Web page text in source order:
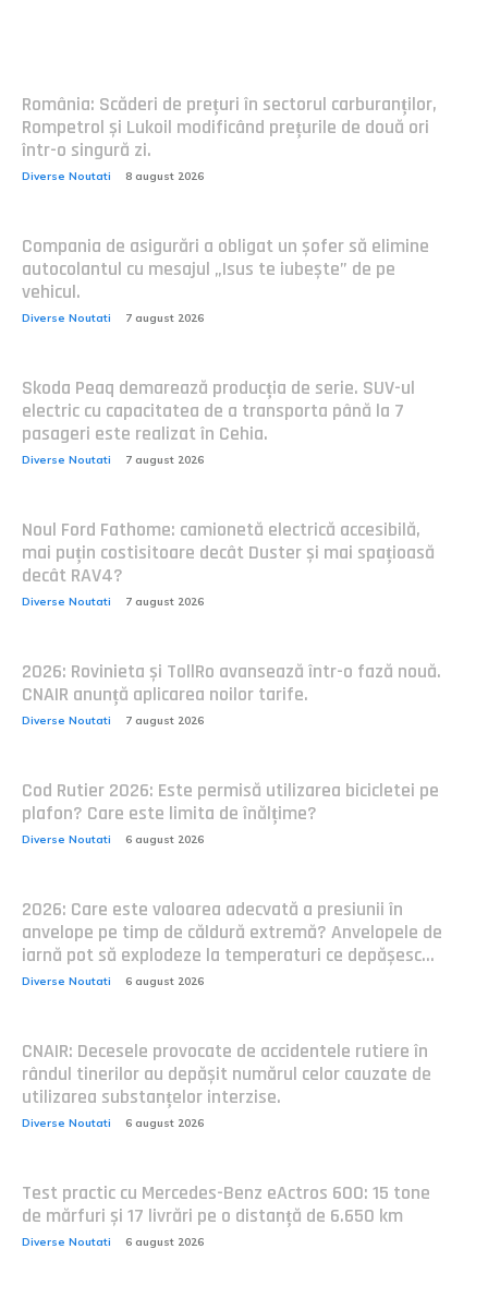
România: Scăderi de prețuri în sectorul carburanților,
Rompetrol și Lukoil modificând prețurile de două ori
într-o singură zi.
Diverse Noutati 8 august 2026
Compania de asigurări a obligat un șofer să elimine
autocolantul cu mesajul „Isus te iubește” de pe
vehicul.
Diverse Noutati 7 august 2026
Skoda Peaq demarează producția de serie. SUV-ul
electric cu capacitatea de a transporta până la 7
pasageri este realizat în Cehia.
Diverse Noutati 7 august 2026
Noul Ford Fathome: camionetă electrică accesibilă,
mai puțin costisitoare decât Duster și mai spațioasă
decât RAV4?
Diverse Noutati 7 august 2026
2026: Rovinieta și TollRo avansează într-o fază nouă.
CNAIR anunță aplicarea noilor tarife.
Diverse Noutati 7 august 2026
Cod Rutier 2026: Este permisă utilizarea bicicletei pe
plafon? Care este limita de înălțime?
Diverse Noutati 6 august 2026
2026: Care este valoarea adecvată a presiunii în
anvelope pe timp de căldură extremă? Anvelopele de
iarnă pot să explodeze la temperaturi ce depășesc...
Diverse Noutati 6 august 2026
CNAIR: Decesele provocate de accidentele rutiere în
rândul tinerilor au depășit numărul celor cauzate de
utilizarea substanțelor interzise.
Diverse Noutati 6 august 2026
Test practic cu Mercedes-Benz eActros 600: 15 tone
de mărfuri și 17 livrări pe o distanță de 6.650 km
Diverse Noutati 6 august 2026